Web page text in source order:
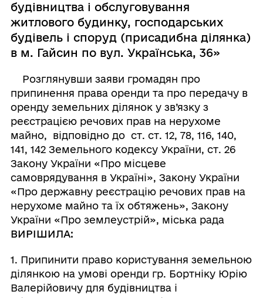
будівництва і обслуговування
житлового будинку, господарських
будівель і споруд (присадибна ділянка)
в м. Гайсин по вул. Українська, 36»
Розглянувши заяви громадян про
припинення права оренди та про передачу в
оренду земельних ділянок у зв’язку з
реєстрацією речових прав на нерухоме
майно, відповідно до ст. ст. 12, 78, 116, 140,
141, 142 Земельного кодексу України, ст. 26
Закону України «Про місцеве
самоврядування в Україні», Закону України
«Про державну реєстрацію речових прав на
нерухоме майно та їх обтяжень», Закону
України «Про землеустрій», міська рада
ВИРІШИЛА:
1. Припинити право користування земельною
ділянкою на умові оренди гр. Бортніку Юрію
Валерійовичу для будівництва і